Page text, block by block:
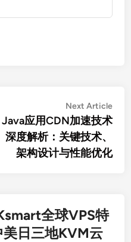
Next Article
Java应用CDN加速技术
深度解析：关键技术、
架构设计与性能优化
全球VPS特
日三地KVM云